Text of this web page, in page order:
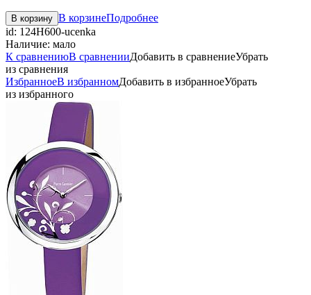
В корзину В корзинеПодробнее
id: 124H600-ucenka
Наличие: мало
К сравнениюВ сравненииДобавить в сравнениеУбрать
из сравнения
ИзбранноеВ избранномДобавить в избранноеУбрать
из избранного